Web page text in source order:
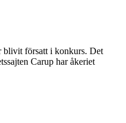
blivit försatt i konkurs. Det
Carup har åkeriet